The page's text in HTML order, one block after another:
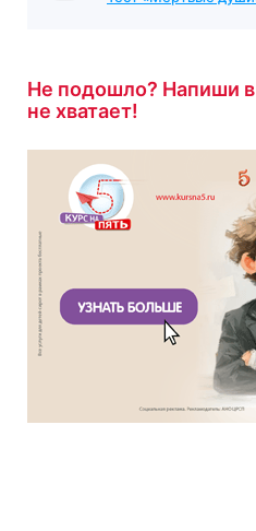
Не подошло? Напиши
не хватает!